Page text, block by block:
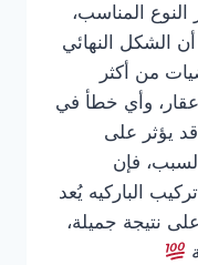
النوع المناسب،
أن الشكل النهائي
من أكثر
عقار، وأي خطأ في
يؤثر على
فإن
الباركيه يُعد
نتيجة جميلة،